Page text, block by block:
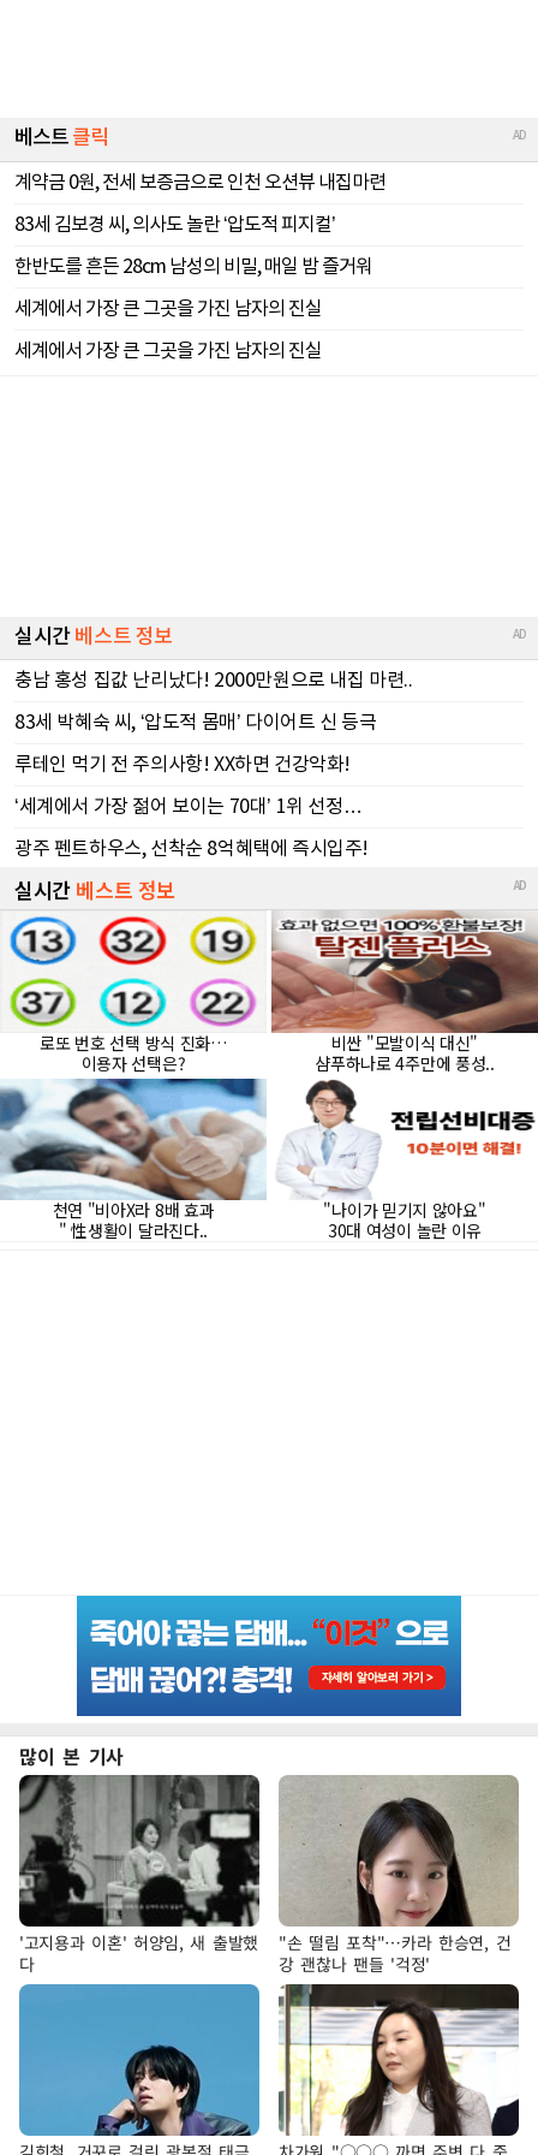
많이 본 기사
'고지용과 이혼' 허양임, 새 출발했
다
"손 떨림 포착"…카라 한승연, 건
강 괜찮나 팬들 '걱정'